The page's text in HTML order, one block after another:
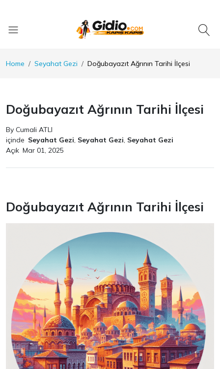
Home Seyahat Gezi Doğubayazıt Ağrının Tarihi İlçesi
Doğubayazıt Ağrının Tarihi İlçesi
By Cumali ATLI
içinde Seyahat Gezi, Seyahat Gezi, Seyahat Gezi
Açık Mar 01, 2025
Doğubayazıt Ağrının Tarihi İlçesi